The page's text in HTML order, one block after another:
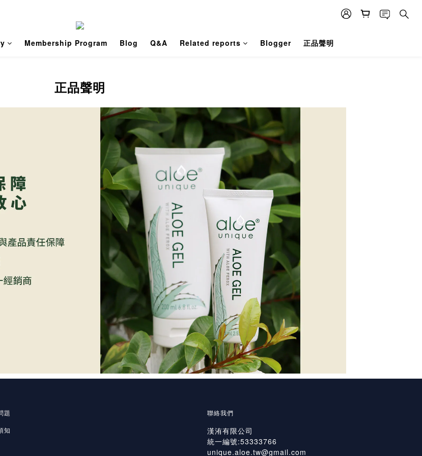
Membership Program Blog Q&A Related reports Blogger 正品聲明
正品聲明
題
知
聯絡我們
漢洧有限公司
統一編號:53333766
unique.aloe.tw@gmail.com